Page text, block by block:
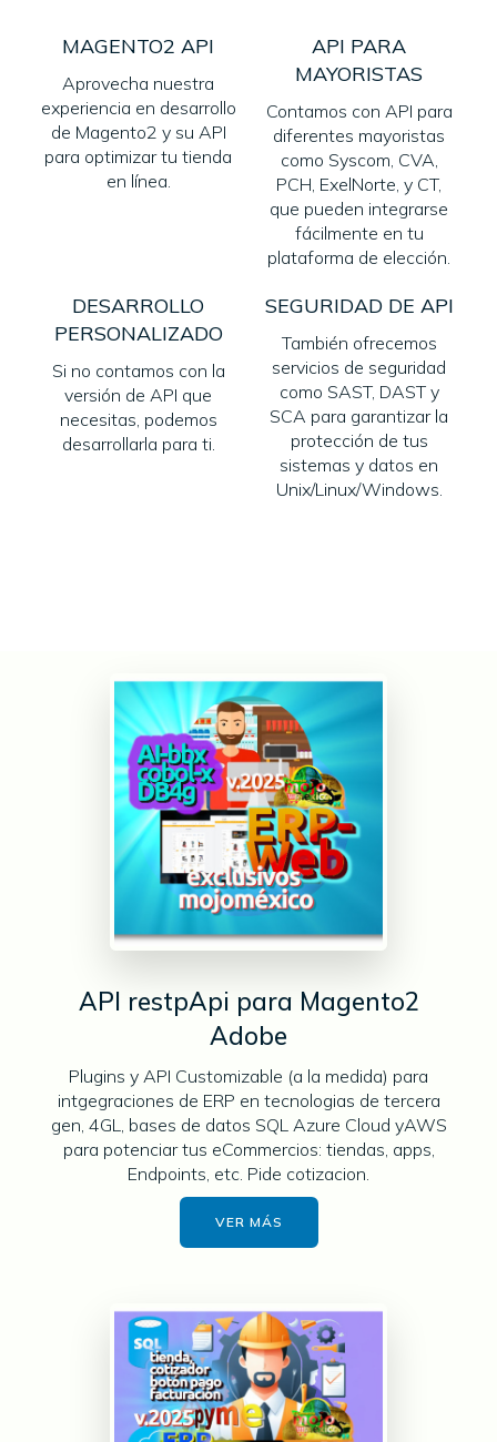
MAGENTO2 API
Aprovecha nuestra
experiencia en desarrollo
de Magento2 y su API
para optimizar tu tienda
en línea.
API PARA
MAYORISTAS
Contamos con API para
diferentes mayoristas
como Syscom, CVA,
PCH, ExelNorte, y CT,
que pueden integrarse
fácilmente en tu
plataforma de elección.
DESARROLLO
PERSONALIZADO
Si no contamos con la
versión de API que
necesitas, podemos
desarrollarla para ti.
SEGURIDAD DE API
También ofrecemos
servicios de seguridad
como SAST, DAST y
SCA para garantizar la
protección de tus
sistemas y datos en
Unix/Linux/Windows.
API restpApi para Magento2
Adobe
Plugins y API Customizable (a la medida) para
intgegraciones de ERP en tecnologias de tercera
gen, 4GL, bases de datos SQL Azure Cloud yAWS
para potenciar tus eCommercios: tiendas, apps,
Endpoints, etc. Pide cotizacion.
VER MÁS